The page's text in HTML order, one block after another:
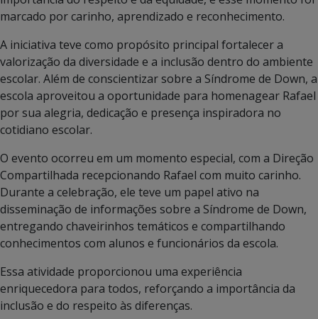
marcado por carinho, aprendizado e reconhecimento.
A iniciativa teve como propósito principal fortalecer a
valorização da diversidade e a inclusão dentro do ambiente
escolar. Além de conscientizar sobre a Síndrome de Down, a
escola aproveitou a oportunidade para homenagear Rafael
por sua alegria, dedicação e presença inspiradora no
cotidiano escolar.
O evento ocorreu em um momento especial, com a Direção
Compartilhada recepcionando Rafael com muito carinho.
Durante a celebração, ele teve um papel ativo na
disseminação de informações sobre a Síndrome de Down,
entregando chaveirinhos temáticos e compartilhando
conhecimentos com alunos e funcionários da escola.
Essa atividade proporcionou uma experiência
enriquecedora para todos, reforçando a importância da
inclusão e do respeito às diferenças.